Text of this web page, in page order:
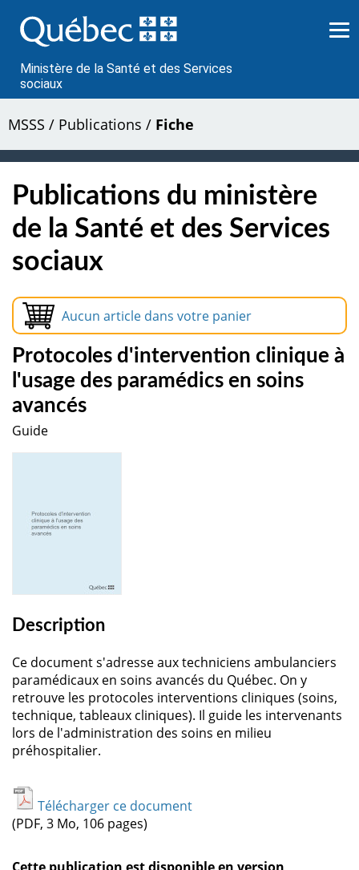
au
contenu
Ministère de la Santé et des Services
sociaux
MSSS / Publications / Fiche
Publications du ministère
de la Santé et des Services
sociaux
Aucun article dans votre panier
Protocoles d'intervention clinique à
l'usage des paramédics en soins
avancés
Guide
Description
Ce document s'adresse aux techniciens ambulanciers
paramédicaux en soins avancés du Québec. On y
retrouve les protocoles interventions cliniques (soins,
technique, tableaux cliniques). Il guide les intervenants
lors de l'administration des soins en milieu
préhospitalier.
Télécharger ce document
(PDF, 3 Mo, 106 pages)